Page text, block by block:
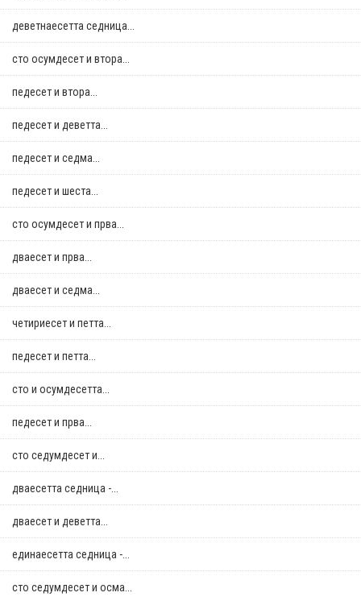
деветнаесетта седница...
сто осумдесет и втора...
педесет и втора...
педесет и деветта...
педесет и седма...
педесет и шеста...
сто осумдесет и прва...
дваесет и прва...
дваесет и седма...
четириесет и петта...
педесет и петта...
сто и осумдесетта...
педесет и прва...
сто седумдесет и...
дваесетта седница -...
дваесет и деветта...
единаесетта седница -...
сто седумдесет и осма...